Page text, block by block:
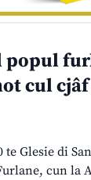
popul
cul
Glesie di
cun la